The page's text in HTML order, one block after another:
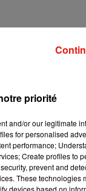
une mise en scène
et séduit déjà plus
priorité
and/or our legitimate
for personalised
performance;
Create profiles to
prevent and
These technologies
devices based on